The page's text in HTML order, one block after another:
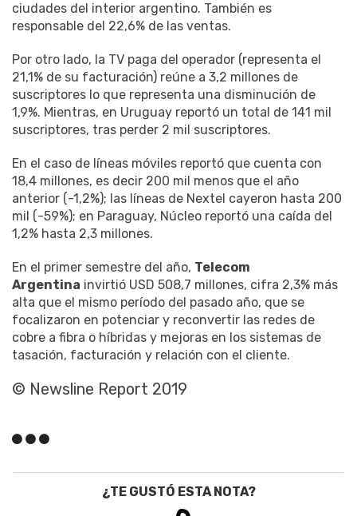
ciudades del interior argentino. También es
responsable del 22,6% de las ventas.
Por otro lado, la TV paga del operador (representa el
21,1% de su facturación) reúne a 3,2 millones de
suscriptores lo que representa una disminución de
1,9%. Mientras, en Uruguay reportó un total de 141 mil
suscriptores, tras perder 2 mil suscriptores.
En el caso de líneas móviles reportó que cuenta con
18,4 millones, es decir 200 mil menos que el año
anterior (-1,2%); las líneas de Nextel cayeron hasta 200
mil (-59%); en Paraguay, Núcleo reportó una caída del
1,2% hasta 2,3 millones.
En el primer semestre del año, Telecom
Argentina invirtió USD 508,7 millones, cifra 2,3% más
alta que el mismo período del pasado año, que se
focalizaron en potenciar y reconvertir las redes de
cobre a fibra o híbridas y mejoras en los sistemas de
tasación, facturación y relación con el cliente.
© Newsline Report 2019
¿TE GUSTÓ ESTA NOTA?